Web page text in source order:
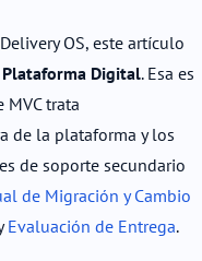
OS, este artículo
Plataforma Digital. Esa es
trata
de la plataforma y los
de soporte secundario
de Migración y Cambio
Evaluación de Entrega.